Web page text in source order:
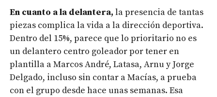
En cuanto a la delantera, la presencia de tantas
piezas complica la vida a la dirección deportiva.
Dentro del 15%, parece que lo prioritario no es
un delantero centro goleador por tener en
plantilla a Marcos André, Latasa, Arnu y Jorge
Delgado, incluso sin contar a Macías, a prueba
con el grupo desde hace unas semanas. Esa